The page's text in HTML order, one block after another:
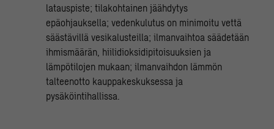
latauspiste; tilakohtainen jäähdytys
epäohjauksella; vedenkulutus on minimoitu vettä
säästävillä vesikalusteilla; ilmanvaihtoa säädetään
ihmismäärän, hiilidioksidipitoisuuksien ja
lämpötilojen mukaan; ilmanvaihdon lämmön
talteenotto kauppakeskuksessa ja
pysäköintihallissa.